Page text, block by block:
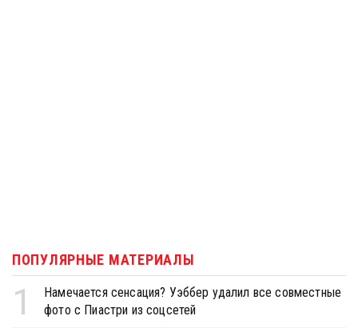
ПОПУЛЯРНЫЕ МАТЕРИАЛЫ
1
Намечается сенсация? Уэббер удалил все совместные
фото с Пиастри из соцсетей